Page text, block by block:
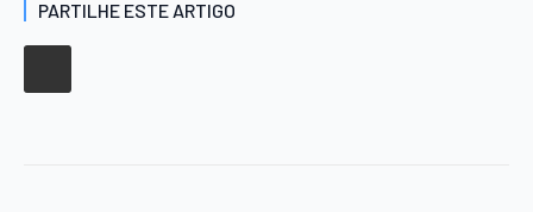
PARTILHE ESTE ARTIGO